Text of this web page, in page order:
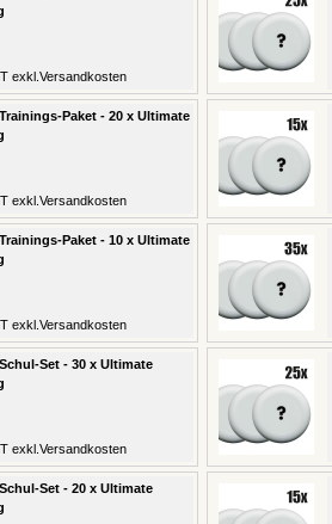
exkl. Versandkosten
Paket - 20 x Ultimate
exkl. Versandkosten
Paket - 10 x Ultimate
exkl. Versandkosten
Set - 30 x Ultimate
exkl. Versandkosten
Set - 20 x Ultimate